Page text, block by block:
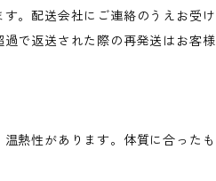
。配送会社にご連絡のうえお受け
で返送された際の再発送はお客様
熱性があります。体質に合ったも